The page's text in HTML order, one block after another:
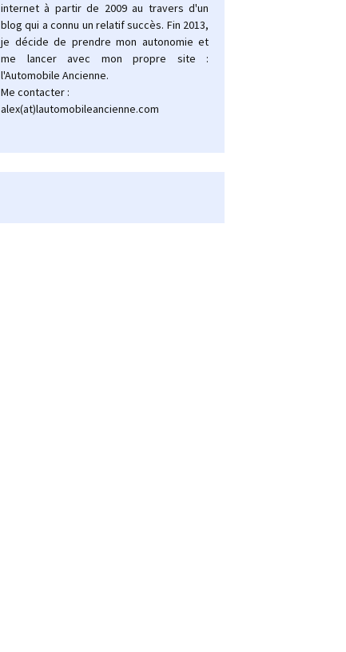
internet à partir de 2009 au travers d'un
blog qui a connu un relatif succès. Fin 2013,
je décide de prendre mon autonomie et
me lancer avec mon propre site :
l'Automobile Ancienne.
Me contacter :
alex(at)lautomobileancienne.com